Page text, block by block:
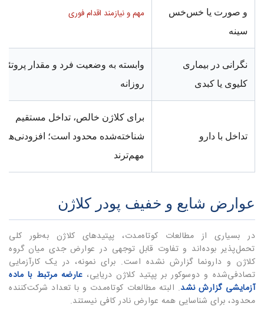
و صورت یا خس‌خس
سینه
مهم و نیازمند اقدام فوری
نگرانی در بیماری
کلیوی یا کبدی
وابسته به وضعیت فرد و مقدار
روزانه
تداخل با دارو
برای کلاژن خالص، تداخل مستقیم
شناخته‌شده محدود است؛ افزودنی‌ها
مهم‌ترند
عوارض شایع و خفیف پودر کلاژن
در بسیاری از مطالعات کوتاه‌مدت، پپتیدهای کلاژن به‌طور کلی
تحمل‌پذیر بوده‌اند و تفاوت قابل توجهی در عوارض جدی میان گروه
کلاژن و دارونما گزارش نشده است. برای نمونه، در یک کارآزمایی
تصادفی‌شده و دوسوکور بر پپتید کلاژن دریایی، عارضه مرتبط با ماده
آزمایشی گزارش نشد. البته مطالعات کوتاه‌مدت و با تعداد شرکت‌کننده
محدود، برای شناسایی همه عوارض نادر کافی نیستند.